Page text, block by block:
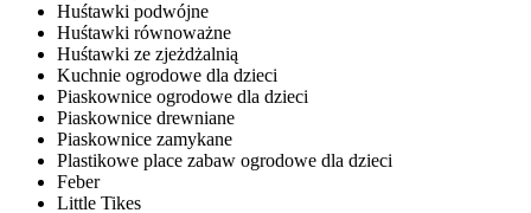
Huśtawki podwójne
Huśtawki równoważne
Huśtawki ze zjeżdżalnią
Kuchnie ogrodowe dla dzieci
Piaskownice ogrodowe dla dzieci
Piaskownice drewniane
Piaskownice zamykane
Plastikowe place zabaw ogrodowe dla dzieci
Feber
Little Tikes